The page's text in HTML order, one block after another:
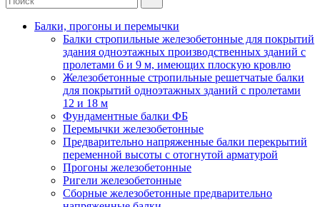
Балки, прогоны и перемычки
Балки стропильные железобетонные для покрытий
здания одноэтажных производственных зданий с
пролетами 6 и 9 м, имеющих плоскую кровлю
Железобетонные стропильные решетчатые балки
для покрытий одноэтажных зданий с пролетами
12 и 18 м
Фундаментные балки ФБ
Перемычки железобетонные
Предварительно напряженные балки перекрытий
переменной высоты с отогнутой арматурой
Прогоны железобетонные
Ригели железобетонные
Сборные железобетонные предварительно